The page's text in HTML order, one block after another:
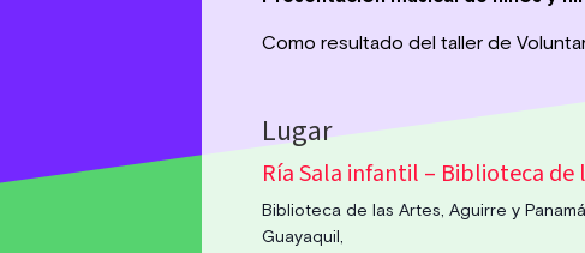
Como resultado del taller de
Ría Sala infantil – Biblioteca de
Biblioteca de las Artes, Aguirre y
Guayaquil,